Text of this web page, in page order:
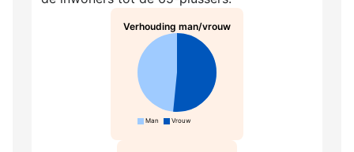
Verhouding man/vrouw
Man Vrouw